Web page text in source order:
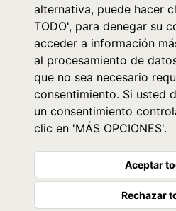
alternativa, puede hacer
TODO', para denegar su
acceder a información
al procesamiento de
que no sea necesario
consentimiento. Si usted
un consentimiento
clic en 'MÁS OPCIONES'.
Aceptar
Rechazar